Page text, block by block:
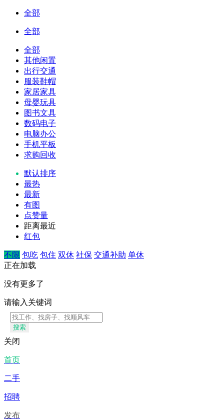
全部
全部
全部
其他闲置
出行交通
服装鞋帽
家居家具
母婴玩具
图书文具
数码电子
电脑办公
手机平板
求购回收
默认排序
最热
最新
有图
点赞量
距离最近
红包
不限 包吃 包住 双休 社保 交通补助 单休
正在加载
没有更多了
请输入关键词
搜索
关闭
首页
二手
招聘
发布